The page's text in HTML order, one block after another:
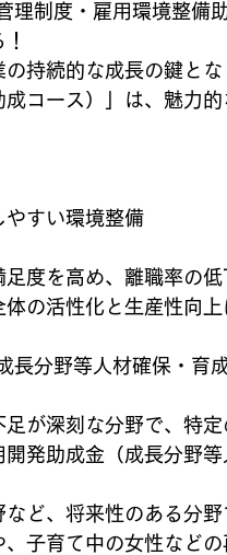
制度・雇用環境整備
持続的な成長の鍵と
コース）」は、魅力
やすい環境整備
度を高め、離職率の
の活性化と生産性向
長分野等人材確保・育
が深刻な分野で、特
発助成金（成長分野等
ど、将来性のある分
子育て中の女性など